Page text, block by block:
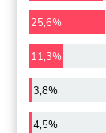
25,6%
11,3%
3,8%
4,5%